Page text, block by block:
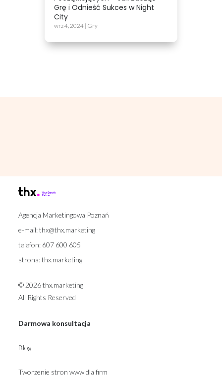
Grę i Odnieść Sukces w Night
City
wrz 4, 2024 | Gry
Agencja Marketingowa Poznań
e-mail:thx@thx.marketing
telefon: 607 600 605
strona:thx.marketing
© 2026 thx.marketing
All Rights Reserved
Darmowa konsultacja
Blog
Tworzenie stron www dla firm